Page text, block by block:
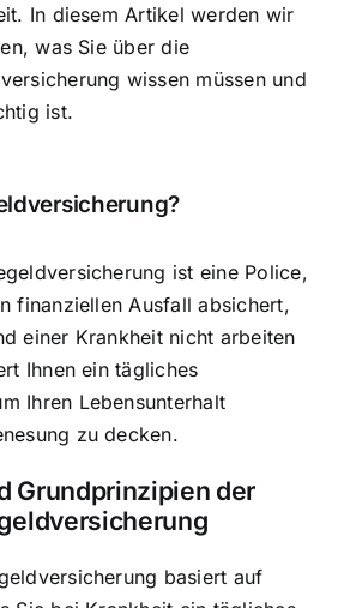
In diesem Artikel werden wir
was Sie über die
wissen müssen und
ist.
ist eine Police,
finanziellen Ausfall absichert,
einer Krankheit nicht arbeiten
Ihnen ein tägliches
Ihren Lebensunterhalt
zu decken.
Grundprinzipien der
basiert auf